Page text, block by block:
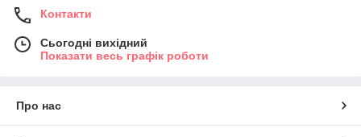
Контакти
Сьогодні вихідний
Показати весь графік роботи
Про нас